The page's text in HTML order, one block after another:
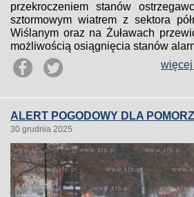
przekroczeniem stanów
sztormowym wiatrem z sektora
Wiślanym oraz na Żuławach
możliwością osiągnięcia stanów
więcej
ALERT POGODOWY DLA
30 grudnia 2025